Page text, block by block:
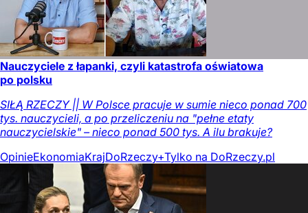
Nauczyciele z łapanki, czyli katastrofa oświatowa
po polsku
SIŁĄ RZECZY || W Polsce pracuje w sumie nieco ponad 700
tys. nauczycieli, a po przeliczeniu na "pełne etaty
nauczycielskie" – nieco ponad 500 tys. A ilu brakuje?
OpinieEkonomiaKrajDoRzeczy+Tylko na DoRzeczy.pl